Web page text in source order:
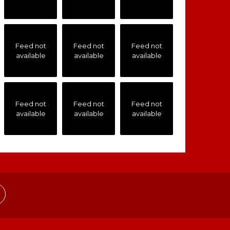
Feed not
available
Feed not
available
Feed not
available
Feed not
available
Feed not
available
Feed not
available